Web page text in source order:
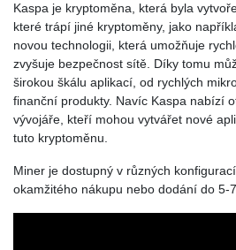
Kaspa je kryptoměna, která byla
které trápí jiné kryptoměny, jako
novou technologii, která umožňuje
zvyšuje bezpečnost sítě. Díky tomu
širokou škálu aplikací, od rychlých
finanční produkty. Navíc Kaspa nabízí
vývojáře, kteří mohou vytvářet nové
tuto kryptoměnu.
Miner je dostupný v různých
okamžitého nákupu nebo dodání do 5-